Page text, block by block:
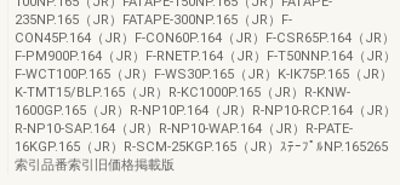
235NP.165（JR）FATAPE‐300NP.165（JR）F‐
CON45P.164（JR）F‐CON60P.164（JR）F‐CSR65P.164（JR）
F‐PM900P.164（JR）F‐RNETP.164（JR）F‐T50NNP.164（JR）
F‐WCT100P.165（JR）F‐WS30P.165（JR）K‐IK75P.165（JR）
K‐TMT15/BLP.165（JR）R‐KC1000P.165（JR）R‐KNW‐
1600GP.165（JR）R‐NP10P.164（JR）R‐NP10‐RCP.164（JR）
R‐NP10‐SAP.164（JR）R‐NP10‐WAP.164（JR）R‐PATE‐
16KGP.165（JR）R‐SCM‐25KGP.165（JR）ｽﾃｰﾌﾟﾙNP.165265
索引品番索引旧価格掲載版